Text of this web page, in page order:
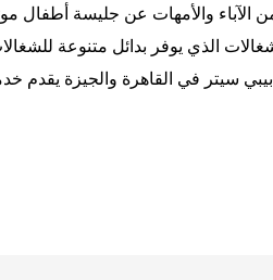
الآباء والأمهات عن جليسة أطفال
الذي يوفر بدائل متنوعة
سيتر في القاهرة والجيزة يقدم